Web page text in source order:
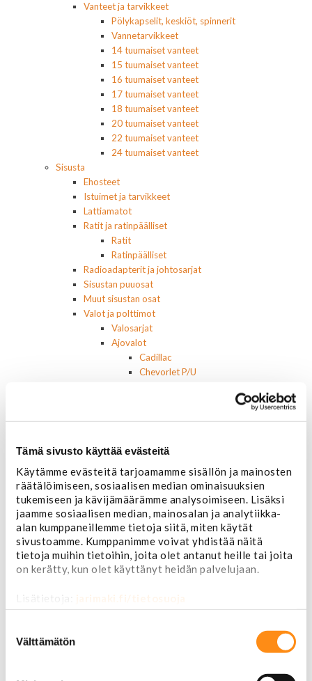
Tämä sivusto käyttää evästeitä
Käytämme evästeitä tarjoamamme sisällön ja mainosten
räätälöimiseen, sosiaalisen median ominaisuuksien
tukemiseen ja kävijämäärämme analysoimiseen. Lisäksi
jaamme sosiaalisen median, mainosalan ja analytiikka-
alan kumppaneillemme tietoja siitä, miten käytät
sivustoamme. Kumppanimme voivat yhdistää näitä
tietoja muihin tietoihin, joita olet antanut heille tai joita
on kerätty, kun olet käyttänyt heidän palvelujaan.
Lisätietoja: jarimaki.fi/tietosuoja
valinta
Välttämätön
Vanteet ja tarvikkeet
Pölykapselit, keskiöt, spinnerit
Vannetarvikkeet
14 tuumaiset vanteet
15 tuumaiset vanteet
16 tuumaiset vanteet
17 tuumaiset vanteet
18 tuumaiset vanteet
20 tuumaiset vanteet
22 tuumaiset vanteet
24 tuumaiset vanteet
Sisusta
Ehosteet
Istuimet ja tarvikkeet
Lattiamatot
Ratit ja ratinpäälliset
Ratit
Ratinpäälliset
Radioadapterit ja johtosarjat
Sisustan puuosat
Muut sisustan osat
Valot ja polttimot
Valosarjat
Ajovalot
Cadillac
Chevorlet P/U
Ford P/U
Lincoln
Hummer
Jeep
Takavalot
Cadillac
Chevrolet
Corvette
Chrysler